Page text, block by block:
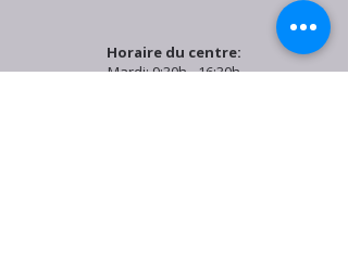
Horaire du centre:
Mardi: 9:30h - 16:30h